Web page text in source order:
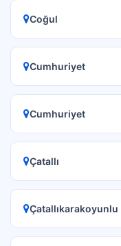
Coğul
Cumhuriyet
Cumhuriyet
Çatallı
Çatallıkarakoyunlu